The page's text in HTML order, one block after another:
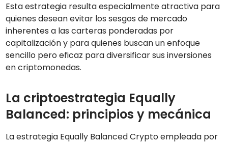
Esta estrategia resulta especialmente atractiva para
quienes desean evitar los sesgos de mercado
inherentes a las carteras ponderadas por
capitalización y para quienes buscan un enfoque
sencillo pero eficaz para diversificar sus inversiones
en criptomonedas.
La criptoestrategia Equally
Balanced: principios y mecánica
La estrategia Equally Balanced Crypto empleada por